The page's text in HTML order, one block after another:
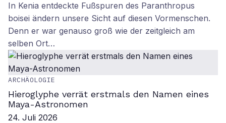
In Kenia entdeckte Fußspuren des Paranthropus
boisei ändern unsere Sicht auf diesen Vormenschen.
Denn er war genauso groß wie der zeitgleich am
selben Ort…
ARCHÄOLOGIE
Hieroglyphe verrät erstmals den Namen eines
Maya-Astronomen
24. Juli 2026